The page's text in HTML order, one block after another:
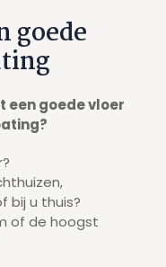
goede
een goede vloer
bij u thuis?
of de hoogst